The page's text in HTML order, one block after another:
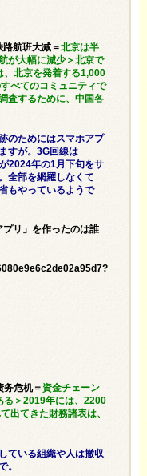
路航班大减＝北京は半
が大幅に減少＞北京で
、北京を発着する1,000
べてのコミュニティで
査するために、中国各
のためにはスマホアプ
すが。3G回線は
2024年の1月下旬をサ
全部を網羅しなくて
もやっているようで
プリ」を作ったのは誰
务危机＝資金チェーン
る＞2019年には、2200
出てきた財務諸表は、
ている組織や人は撤収
。